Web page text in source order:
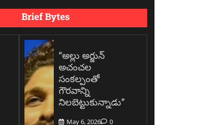
Brief Bytes
“అల్లు అర్జున్
అచంచల
సంకల్పంతో
గౌరవాన్ని
నిలబెట్టుకున్నాడు”
May 6, 2026 0